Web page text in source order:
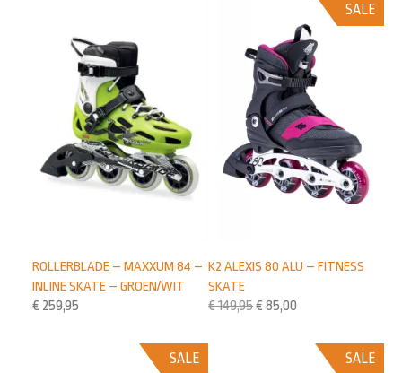
SALE
K2 ALEXIS 80 ALU – FITNESS
SKATE
€149,95€ 85,00
ROLLERBLADE – MAXXUM 84 –
INLINE SKATE – GROEN/WIT
€ 259,95
SALE
SALE